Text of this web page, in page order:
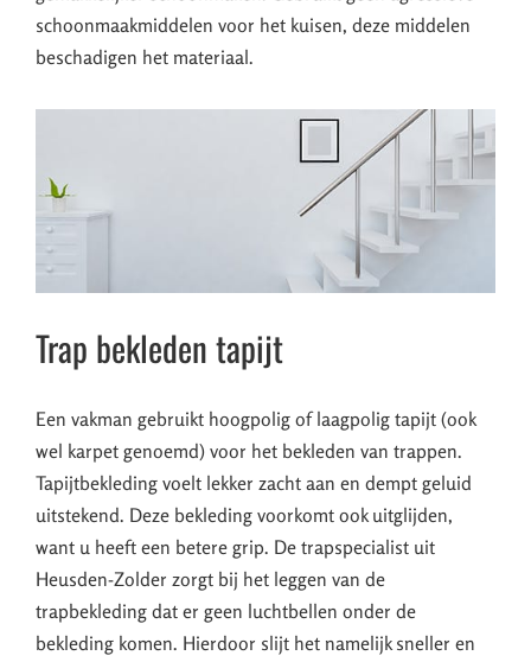
schoonmaakmiddelen voor het kuisen, deze middelen
beschadigen het materiaal.
Trap bekleden tapijt
Een vakman gebruikt hoogpolig of laagpolig tapijt (ook
wel karpet genoemd) voor het bekleden van trappen.
Tapijtbekleding voelt lekker zacht aan en dempt geluid
uitstekend. Deze bekleding voorkomt ook uitglijden,
want u heeft een betere grip. De trapspecialist uit
Heusden-Zolder zorgt bij het leggen van de
trapbekleding dat er geen luchtbellen onder de
bekleding komen. Hierdoor slijt het namelijk sneller en